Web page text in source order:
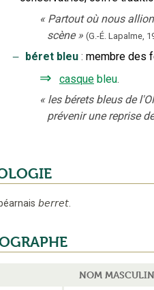
« Partout où nous
scène » (G.-É. Lapalme,
‒ béret bleu : membre des
⇒ casque bleu.
« les bérets bleus de
prévenir une reprise
berret.
NOM MASCULIN